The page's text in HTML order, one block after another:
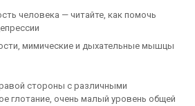
человека — читайте, как помочь
мимические и дыхательные мышцы
стороны с различными
глотание, очень малый уровень общей